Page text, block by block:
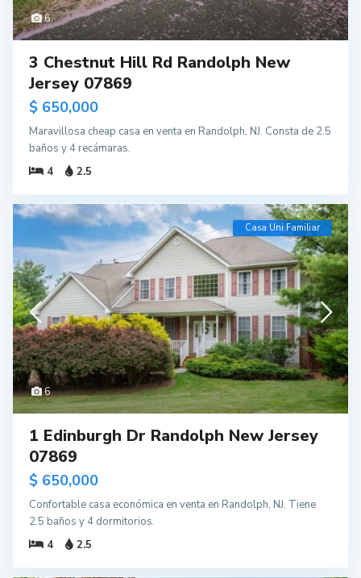
6
3 Chestnut Hill Rd Randolph New
Jersey 07869
$ 650,000
Maravillosa cheap casa en venta en Randolph, NJ. Consta de 2.5
baños y 4 recámaras.
4
2.5
6
Casa Uni Familiar
1 Edinburgh Dr Randolph New Jersey
07869
$ 650,000
Confortable casa económica en venta en Randolph, NJ. Tiene
2.5 baños y 4 dormitorios.
4
2.5